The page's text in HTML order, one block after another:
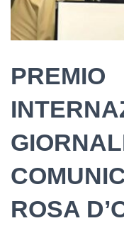
PREMIO
ROSA